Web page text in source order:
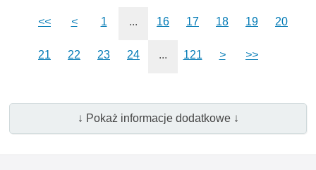
<< < 1 ... 16 17 18 19 20
21 22 23 24 ... 121 > >>
↓ Pokaż informacje dodatkowe ↓